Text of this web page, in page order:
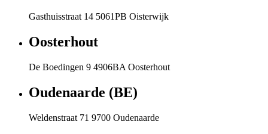
Gasthuisstraat 14 5061PB Oisterwijk
Oosterhout
De Boedingen 9 4906BA Oosterhout
Oudenaarde (BE)
Weldenstraat 71 9700 Oudenaarde